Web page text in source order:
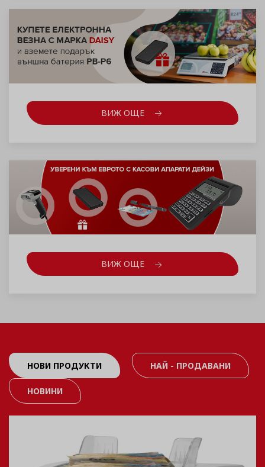
ВИЖ ОЩЕ
ВИЖ ОЩЕ
НОВИ ПРОДУКТИ НАЙ - ПРОДАВАНИ
НОВИНИ